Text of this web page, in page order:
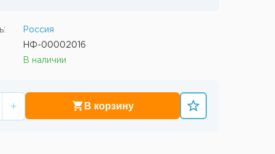
Россия
НФ-00002016
В наличии
+ В корзину